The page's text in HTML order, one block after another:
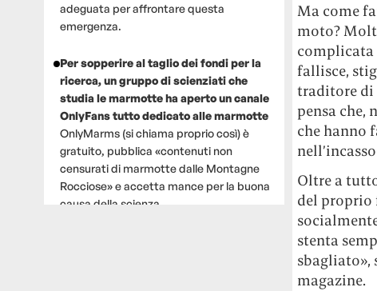
adeguata per affrontare questa
emergenza.
Per sopperire al taglio dei fondi per la
ricerca, un gruppo di scienziati che
studia le marmotte ha aperto un canale
OnlyFans tutto dedicato alle marmotte
OnlyMarms (si chiama proprio così) è
gratuito, pubblica «contenuti non
censurati di marmotte dalle Montagne
Rocciose» e accetta mance per la buona
causa della scienza.
Ma come
moto?
complicata
fallisce,
traditore di
pensa che,
che hanno
Oltre a
del proprio
stenta
sbagliato»,
magazine.